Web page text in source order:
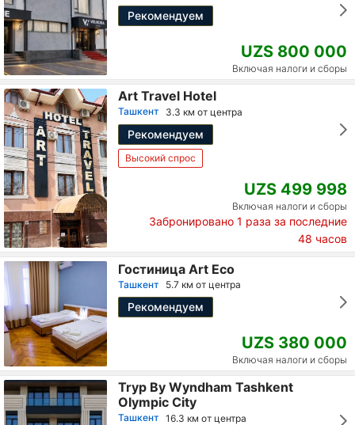
Рекомендуем
UZS 800 000
Включая налоги и сборы
Art Travel Hotel
Ташкент 3.3 км от центра
Рекомендуем
Высокий спрос
UZS 499 998
Включая налоги и сборы
Забронировано 1 раза за последние
48 часов
Гостиница Art Eco
Ташкент 5.7 км от центра
Рекомендуем
UZS 380 000
Включая налоги и сборы
Tryp By Wyndham Tashkent
Olympic City
Ташкент 16.3 км от центра